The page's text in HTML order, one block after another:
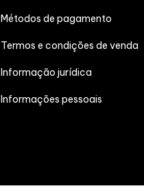
Métodos de pagamento
Termos e condições de venda
Informação jurídica
Informações pessoais